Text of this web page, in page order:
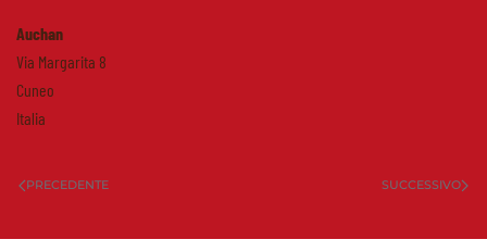
Auchan
Via Margarita 8
Cuneo
Italia
PRECEDENTE SUCCESSIVO